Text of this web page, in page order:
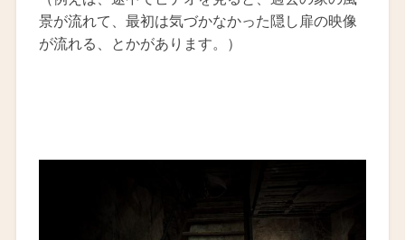
景が流れて、最初は気づかなかった隠し扉の映像
が流れる、とかがあります。）